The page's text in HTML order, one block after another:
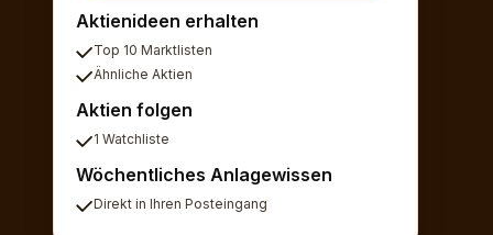
Aktienideen erhalten
Top 10 Marktlisten
Ähnliche Aktien
Aktien folgen
1 Watchliste
Wöchentliches Anlagewissen
Direkt in Ihren Posteingang